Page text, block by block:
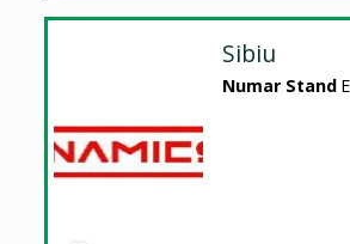
Sibiu
Numar Stand